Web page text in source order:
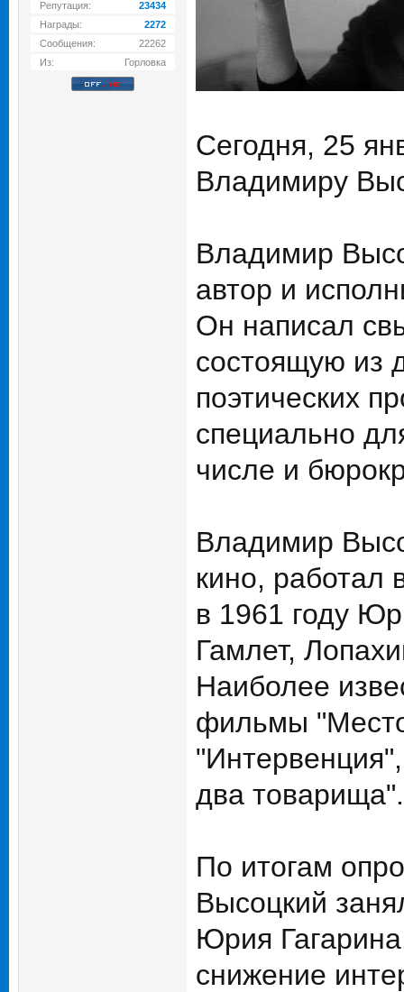
Репутация:
23434
Награды:
2272
Сообщения:
22262
Из:
Горловка
Сегодня, 25
Владимиру
Владимир
автор и
Он написал
состоящую из
поэтических
специально
числе и
Владимир
кино, работал
в 1961 году
Гамлет,
Наиболее
фильмы "Место
два товарища".
По итогам
Высоцкий
Юрия
снижение